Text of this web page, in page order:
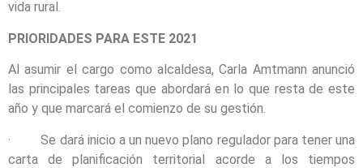
vida rural.
PRIORIDADES PARA ESTE 2021
Al asumir el cargo como alcaldesa, Carla Amtmann anunció
las principales tareas que abordará en lo que resta de este
año y que marcará el comienzo de su gestión.
· Se dará inicio a un nuevo plano regulador para tener una
carta de planificación territorial acorde a los tiempos